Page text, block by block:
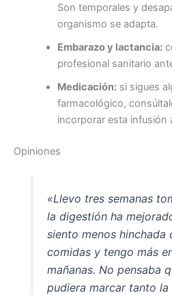
Son temporales y
organismo se adapta.
Embarazo y lactancia:
profesional sanitario
Medicación:si sigues
farmacológico,
incorporar esta infusión
Opiniones
«Llevo tres semanas
la digestión ha
siento menos hinchada
comidas y tengo más
mañanas. No pensaba
pudiera marcar tanto la